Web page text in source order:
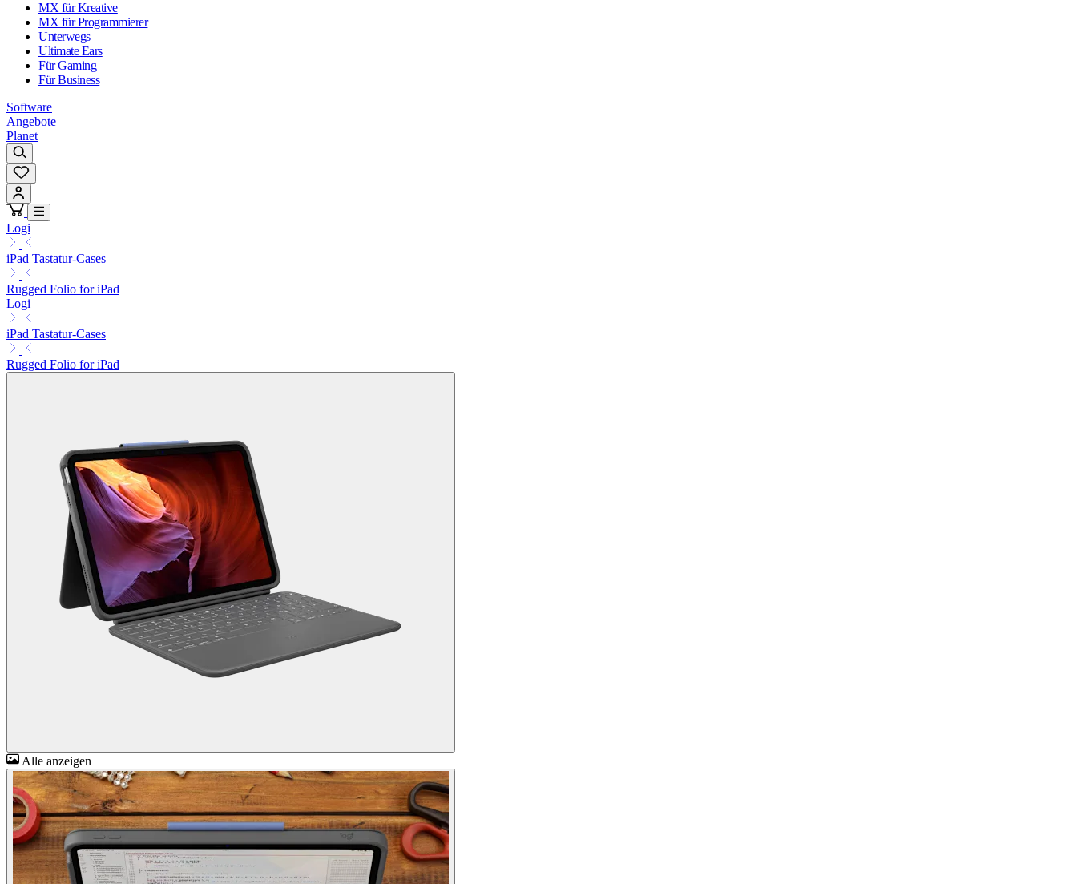
MX für Kreative
MX für Programmierer
Unterwegs
Ultimate Ears
Für Gaming
Für Business
Software
Angebote
Planet
Logi
iPad Tastatur-Cases
Rugged Folio for iPad
Logi
iPad Tastatur-Cases
Rugged Folio for iPad
Alle anzeigen